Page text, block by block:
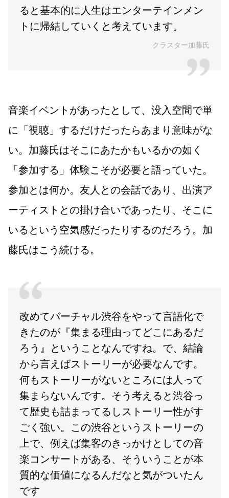
ると基本的に人生はエンターテインメン
トに帰結していくと考えています。
クラスター加藤氏
音楽イベントがあったとして、没入空間で単
に「視聴」するだけだったらあまり意味がな
い。加藤氏はそこにあたかもいるかの如く
「参加する」体験こそが必要と語っていた。
参加とは何か。友人との会話であり、出演ア
ーティストとの掛け合いであったり、そこに
いるという空気感だったりするのだろう。加
藤氏はこう続ける。
改めてバーチャル渋谷をやって言語化で
きたのが『集まる理由ってどこにあるだ
ろう』ということなんですね。で、結論
から言えばストーリーが必要なんです。
何もストーリーがないところには人って
集まらないんです。そう考えると渋谷っ
て歴史も詰まってるしストーリー性がす
ごく強い。この渋谷というストーリーの
上で、例えば集客のきっかけとしての音
楽コンサートがある、そういうことが本
質的な価値になるんだなと気がついたん
です